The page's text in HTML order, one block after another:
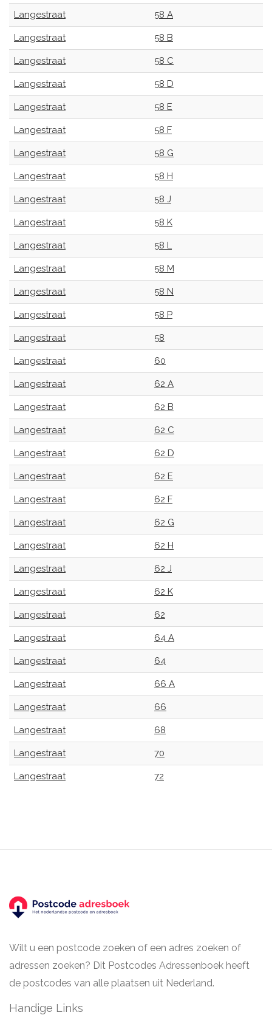
Langestraat 58 A
Langestraat 58 B
Langestraat 58 C
Langestraat 58 D
Langestraat 58 E
Langestraat 58 F
Langestraat 58 G
Langestraat 58 H
Langestraat 58 J
Langestraat 58 K
Langestraat 58 L
Langestraat 58 M
Langestraat 58 N
Langestraat 58 P
Langestraat 58
Langestraat 60
Langestraat 62 A
Langestraat 62 B
Langestraat 62 C
Langestraat 62 D
Langestraat 62 E
Langestraat 62 F
Langestraat 62 G
Langestraat 62 H
Langestraat 62 J
Langestraat 62 K
Langestraat 62
Langestraat 64 A
Langestraat 64
Langestraat 66 A
Langestraat 66
Langestraat 68
Langestraat 70
Langestraat 72
Wilt u een postcode zoeken of een adres zoeken of
adressen zoeken? Dit Postcodes Adressenboek heeft
de postcodes van alle plaatsen uit Nederland.
Handige Links